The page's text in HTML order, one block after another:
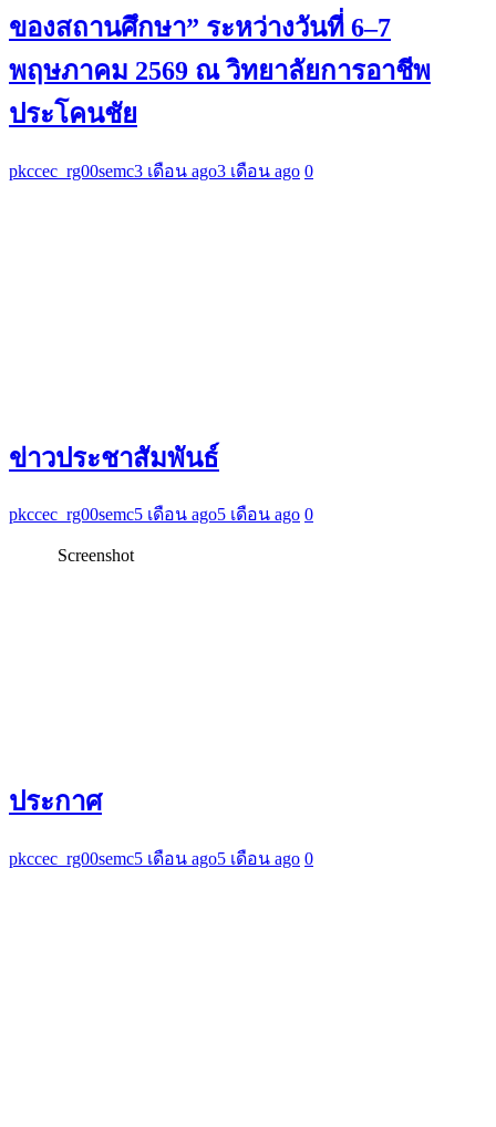
ของสถานศึกษา” ระหว่างวันที่ 6–7
พฤษภาคม 2569 ณ วิทยาลัยการอาชีพ
ประโคนชัย
pkccec_rg00semc3 เดือน ago3 เดือน ago 0
ข่าวประชาสัมพันธ์
pkccec_rg00semc5 เดือน ago5 เดือน ago 0
Screenshot
ประกาศ
pkccec_rg00semc5 เดือน ago5 เดือน ago 0